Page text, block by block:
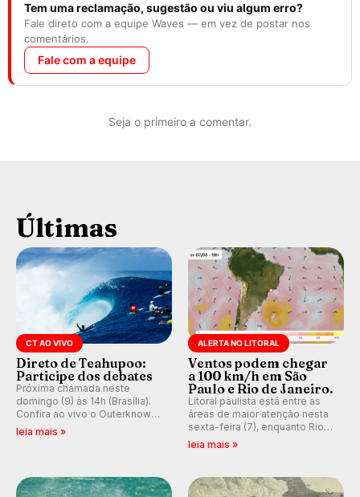
Tem uma reclamação, sugestão ou viu algum erro?
Fale direto com a equipe Waves — em vez de postar nos
comentários.
Fale com a equipe
Seja o primeiro a comentar.
Últimas
CT AO VIVO
Direto de Teahupoo:
Participe dos debates
Próxima chamada neste
domingo (9) às 14h (Brasília).
Confira ao vivo o Outerknown
Tahiti Pro 2026 e participe dos
leia mais »
ALERTA NO LITORAL
Ventos podem chegar
a 100 km/h em São
Paulo e Rio de Janeiro.
Litoral paulista está entre as
áreas de maior atenção nesta
sexta-feira (7), enquanto Rio
de Janeiro também recebe
km/h em Itanhaém.
leia mais »